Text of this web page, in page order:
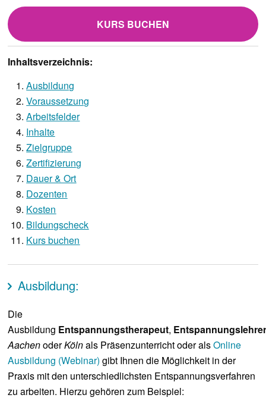
KURS BUCHEN
Inhaltsverzeichnis:
Ausbildung
Voraussetzung
Arbeitsfelder
Inhalte
Zielgruppe
Zertifizierung
Dauer & Ort
Dozenten
Kosten
Bildungscheck
Kurs buchen
Ausbildung:
Die
Ausbildung Entspannungstherapeut,
AachenoderKölnals Präsenzunterricht oder alsOnline
Ausbildung (Webinar) gibt Ihnen die Möglichkeit in der
Praxis mit den unterschiedlichsten Entspannungsverfahren
zu arbeiten. Hierzu gehören zum Beispiel: